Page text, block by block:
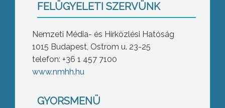
FELÜGYELETI SZERVÜNK
Nemzeti Média- és Hírközlési Hatóság
1015 Budapest, Ostrom u. 23-25
telefon: +36 1 457 7100
www.nmhh.hu
GYORSMENÜ